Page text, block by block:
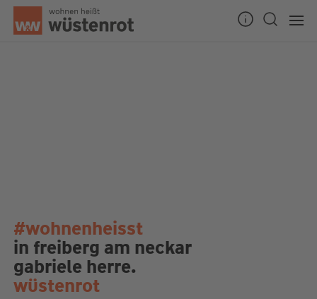
#wohnenheisst
in freiberg am neckar
gabriele herre.
wüstenrot